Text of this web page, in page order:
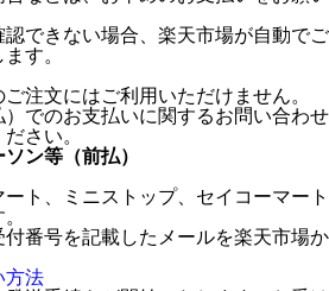
できない場合、楽天市場が自動でご
す。
注文にはご利用いただけません。
でのお支払いに関するお問い合わせ
ださい。
ン等（前払）
ト、ミニストップ、セイコーマート
番号を記載したメールを楽天市場か
方法